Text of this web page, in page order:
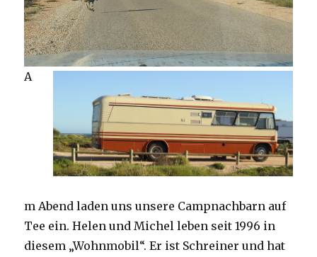
A
m Abend laden uns unsere Campnachbarn auf
Tee ein. Helen und Michel leben seit 1996 in
diesem „Wohnmobil“. Er ist Schreiner und hat